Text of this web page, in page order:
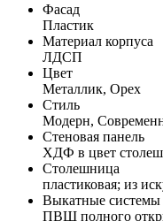
Фасад
Пластик
Материал корпуса
ЛДСП
Цвет
Металлик, Орех
Стиль
Модерн,
Стеновая панель
ХДФ в цвет
Столешница
пластиковая; из
Выкатные системы
ПВШ полного